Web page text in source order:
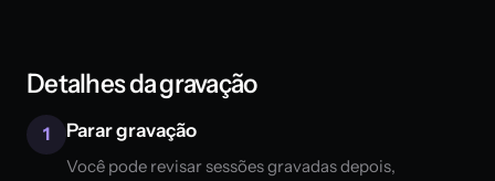
Detalhes da gravação
1 Parar gravação
Você pode revisar sessões gravadas depois,